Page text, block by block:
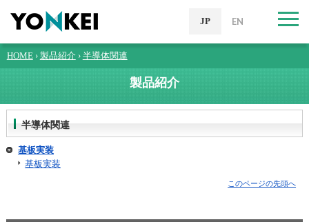
JP EN
HOME› 製品紹介› 半導体関連
製品紹介
半導体関連
基板実装
基板実装
このページの先頭へ